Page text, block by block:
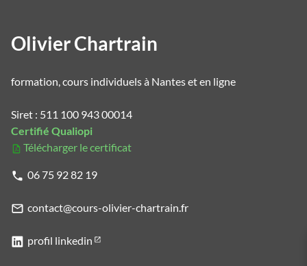
Olivier Chartrain
formation, cours individuels à Nantes et en ligne
Siret : 511 100 943 00014
Certifié Qualiopi
Télécharger le certificat
06 75 92 82 19
contact@cours-olivier-chartrain.fr
profil linkedin